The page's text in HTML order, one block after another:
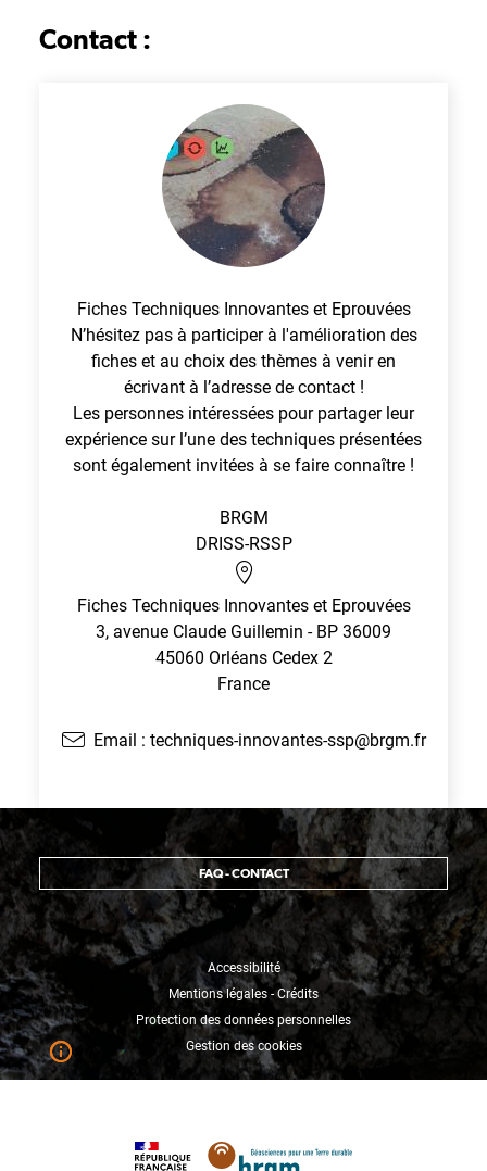
Contact :
Fiches Techniques Innovantes et Eprouvées
N’hésitez pas à participer à l'amélioration des
fiches et au choix des thèmes à venir en
écrivant à l’adresse de contact !
Les personnes intéressées pour partager leur
expérience sur l’une des techniques présentées
sont également invitées à se faire connaître !
BRGM
DRISS-RSSP
Fiches Techniques Innovantes et Eprouvées
3, avenue Claude Guillemin - BP 36009
45060 Orléans Cedex 2
France
Email : techniques-innovantes-ssp@brgm.fr
FAQ - CONTACT
Accessibilité
Mentions légales - Crédits
Protection des données personnelles
Gestion des cookies